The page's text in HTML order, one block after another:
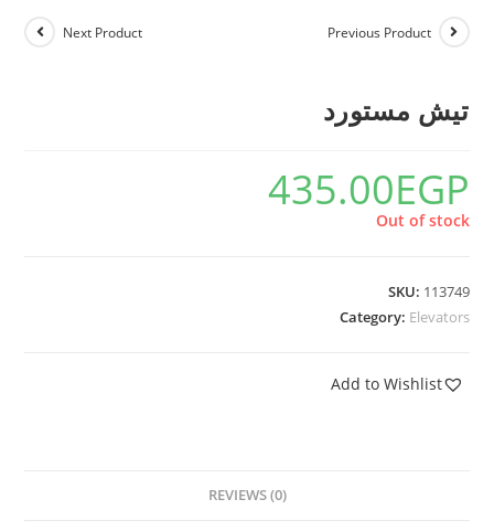
Previous Product
Next Product
تيش مستورد
435.00EGP
Out of stock
SKU: 113749
Category: Elevators
Add to Wishlist
REVIEWS (0)